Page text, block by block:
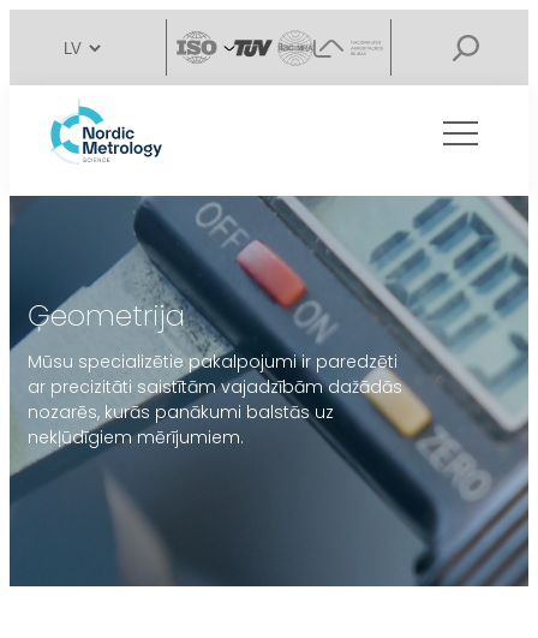
Ģeometrija
Mūsu specializētie pakalpojumi ir paredzēti
ar precizitāti saistītām vajadzībām dažādās
nozarēs, kurās panākumi balstās uz
nekļūdīgiem mērījumiem.